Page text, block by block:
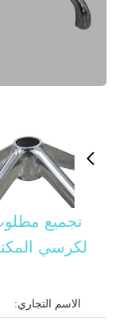
تجميع
لكرسي
الاسم التجاري: